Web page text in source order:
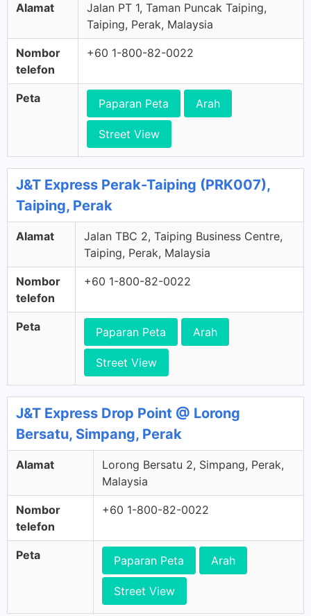
Alamat
Jalan PT 1, Taman Puncak Taiping,
Taiping, Perak, Malaysia
Nombor
telefon
+60 1-800-82-0022
Peta Paparan Peta Arah
Street View
J&T Express Perak-Taiping (PRK007),
Taiping, Perak
Alamat
Jalan TBC 2, Taiping Business Centre,
Taiping, Perak, Malaysia
Nombor
telefon
+60 1-800-82-0022
Peta Paparan Peta Arah
Street View
J&T Express Drop Point @ Lorong
Bersatu, Simpang, Perak
Alamat
Lorong Bersatu 2, Simpang, Perak,
Malaysia
Nombor
telefon
+60 1-800-82-0022
Peta Paparan Peta Arah
Street View